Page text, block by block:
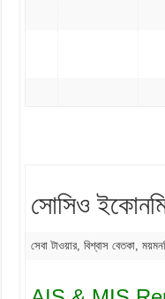
সোসিও
সেবা টাওয়ার, বিশ্বাস বেতকা,